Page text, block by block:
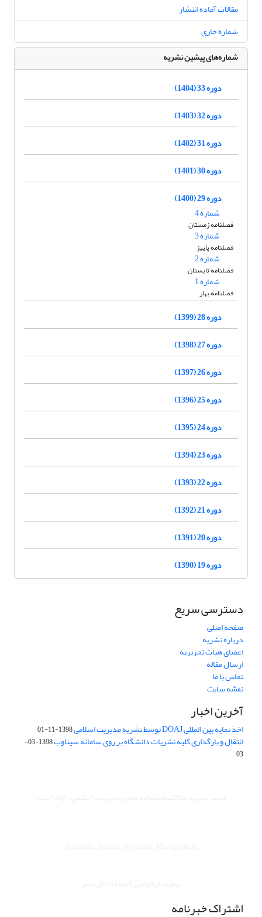
مقالات آماده انتشار
شماره جاری
شماره‌های پیشین نشریه
دوره 33 (1404)
دوره 32 (1403)
دوره 31 (1402)
دوره 30 (1401)
دوره 29 (1400)
شماره 4
فصلنامه زمستان
شماره 3
فصلنامه پاییز
شماره 2
فصلنامه تابستان
شماره 1
فصلنامه بهار
دوره 28 (1399)
دوره 27 (1398)
دوره 26 (1397)
دوره 25 (1396)
دوره 24 (1395)
دوره 23 (1394)
دوره 22 (1393)
دوره 21 (1392)
دوره 20 (1391)
دوره 19 (1390)
دسترسی سریع
صفحه اصلی
درباره نشریه
اعضای هیات تحریریه
ارسال مقاله
تماس با ما
نقشه سایت
آخرین اخبار
اخذ نمایه بین المللی DOAJ توسط نشریه مدیریت اسلامی 1398-11-01
انتقال و بارگذاری کلیه نشریات دانشگاه بر روی سامانه سیناوب
1398-03-
03
اشتراک خبرنامه